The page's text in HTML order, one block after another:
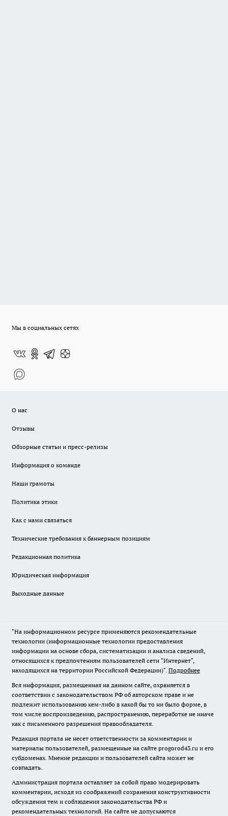
Мы в социальных сетях
О нас
Отзывы
Обзорные статьи и пресс-релизы
Информация о команде
Наши грамоты
Политика этики
Как с нами связаться
Технические требования к баннерным позициям
Редакционная политика
Юридическая информация
Выходные данные
"На информационном ресурсе применяются рекомендательные
технологии (информационные технологии предоставления
информации на основе сбора, систематизации и анализа сведений,
относящихся к предпочтениям пользователей сети "Интернет",
находящихся на территории Российской Федерации)". Подробнее
Вся информация, размещенная на данном сайте, охраняется в
соответствии с законодательством РФ об авторском праве и не
подлежит использованию кем-либо в какой бы то ни было форме, в
том числе воспроизведению, распространению, переработке не иначе
как с письменного разрешения правообладателя.
Редакция портала не несет ответственности за комментарии и
материалы пользователей, размещенные на сайте progorod43.ru и его
субдоменах. Мнение редакции и пользователей сайта может не
совпадать.
Администрация портала оставляет за собой право модерировать
комментарии, исходя из соображений сохранения конструктивности
обсуждения тем и соблюдения законодательства РФ и
рекомендательных технологий. На сайте не допускаются